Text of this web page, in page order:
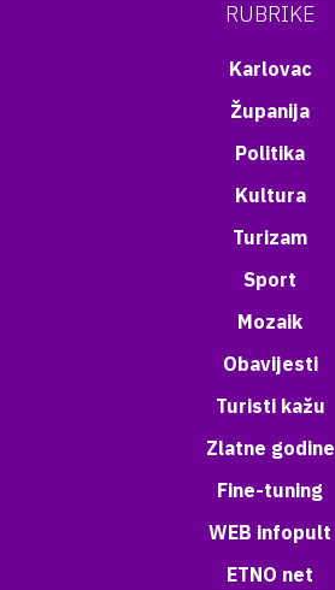
RUBRIKE
Karlovac
Županija
Politika
Kultura
Turizam
Sport
Mozaik
Obavijesti
Turisti kažu
Zlatne godine
Fine-tuning
WEB infopult
ETNO net